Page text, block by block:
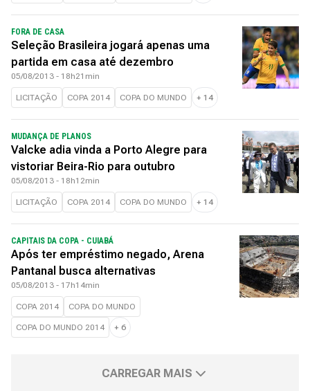
FORA DE CASA
Seleção Brasileira jogará apenas uma
partida em casa até dezembro
05/08/2013 - 18h21min
LICITAÇÃO COPA 2014 COPA DO MUNDO + 14
MUDANÇA DE PLANOS
Valcke adia vinda a Porto Alegre para
vistoriar Beira-Rio para outubro
05/08/2013 - 18h12min
LICITAÇÃO COPA 2014 COPA DO MUNDO + 14
CAPITAIS DA COPA - CUIABÁ
Após ter empréstimo negado, Arena
Pantanal busca alternativas
05/08/2013 - 17h14min
COPA 2014 COPA DO MUNDO
COPA DO MUNDO 2014 + 6
CARREGAR MAIS